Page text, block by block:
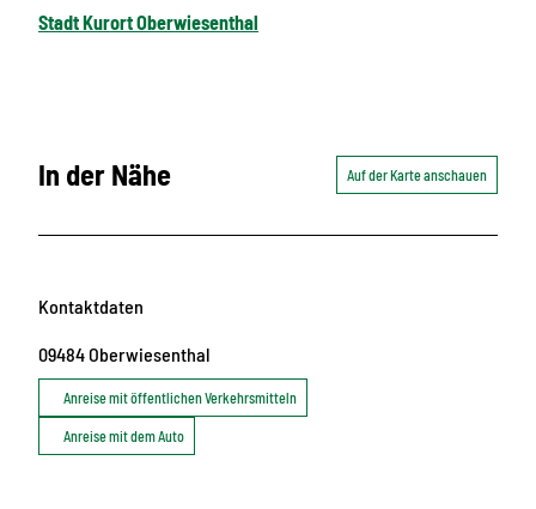
Stadt Kurort Oberwiesenthal
In der Nähe Auf der Karte anschauen
Kontaktdaten
09484Oberwiesenthal
Anreise mit öffentlichen Verkehrsmitteln
Anreise mit dem Auto